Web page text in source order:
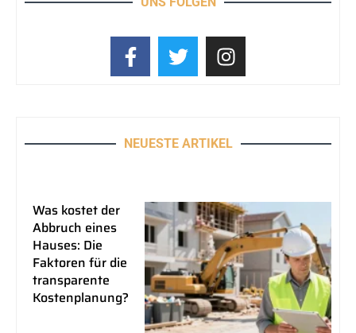
NEUESTE ARTIKEL
Was kostet der
Abbruch eines
Hauses: Die
Faktoren für die
transparente
Kostenplanung?